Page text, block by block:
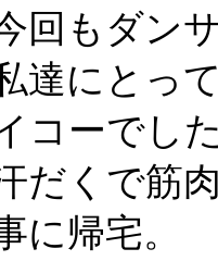
回もダン
達にとっ
コーでし
だくで筋
に帰宅。